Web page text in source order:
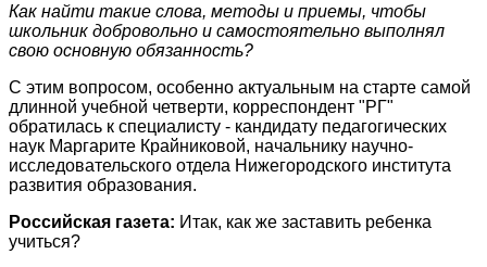
Как найти такие слова, методы и приемы, чтобы
школьник добровольно и самостоятельно выполнял
свою основную обязанность?
С этим вопросом, особенно актуальным на старте самой
длинной учебной четверти, корреспондент "РГ"
обратилась к специалисту - кандидату педагогических
наук Маргарите Крайниковой, начальнику научно-
исследовательского отдела Нижегородского института
развития образования.
Российская газета: Итак, как же заставить ребенка
учиться?